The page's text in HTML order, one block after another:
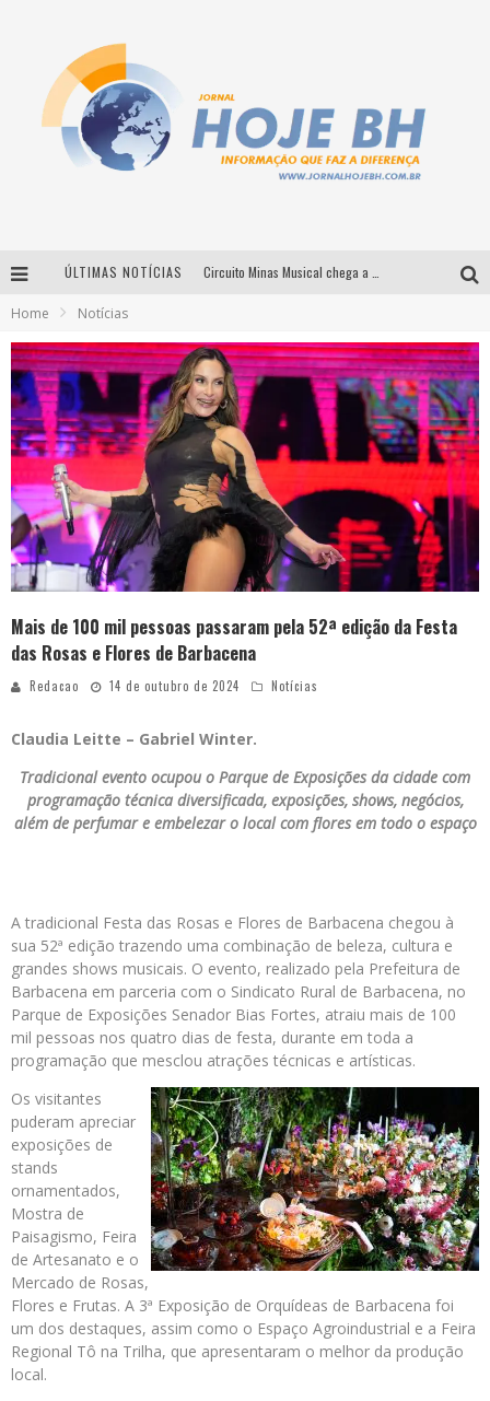
ÚLTIMAS NOTÍCIAS
Simone celebra a força feminina e sua trajetória histórica na MPB em novo show “Que mulher é essa!?” em Belo Horizonte
Milton Guedes traz turnê “Milton Canta Lulu” a Belo Horizonte
Home Notícias
Mais de 100 mil pessoas passaram pela 52ª edição da Festa
das Rosas e Flores de Barbacena
Redacao 14 de outubro de 2024 Notícias
Claudia Leitte – Gabriel Winter.
Tradicional evento ocupou o Parque de Exposições da cidade com
programação técnica diversificada, exposições, shows, negócios,
além de perfumar e embelezar o local com flores em todo o espaço
A tradicional Festa das Rosas e Flores de Barbacena chegou à
sua 52ª edição trazendo uma combinação de beleza, cultura e
grandes shows musicais. O evento, realizado pela Prefeitura de
Barbacena em parceria com o Sindicato Rural de Barbacena, no
Parque de Exposições Senador Bias Fortes, atraiu mais de 100
mil pessoas nos quatro dias de festa, durante em toda a
programação que mesclou atrações técnicas e artísticas.
Os visitantes
puderam apreciar
exposições de
stands
ornamentados,
Mostra de
Paisagismo, Feira
de Artesanato e o
Mercado de Rosas,
Flores e Frutas. A 3ª Exposição de Orquídeas de Barbacena foi
um dos destaques, assim como o Espaço Agroindustrial e a Feira
Regional Tô na Trilha, que apresentaram o melhor da produção
local.